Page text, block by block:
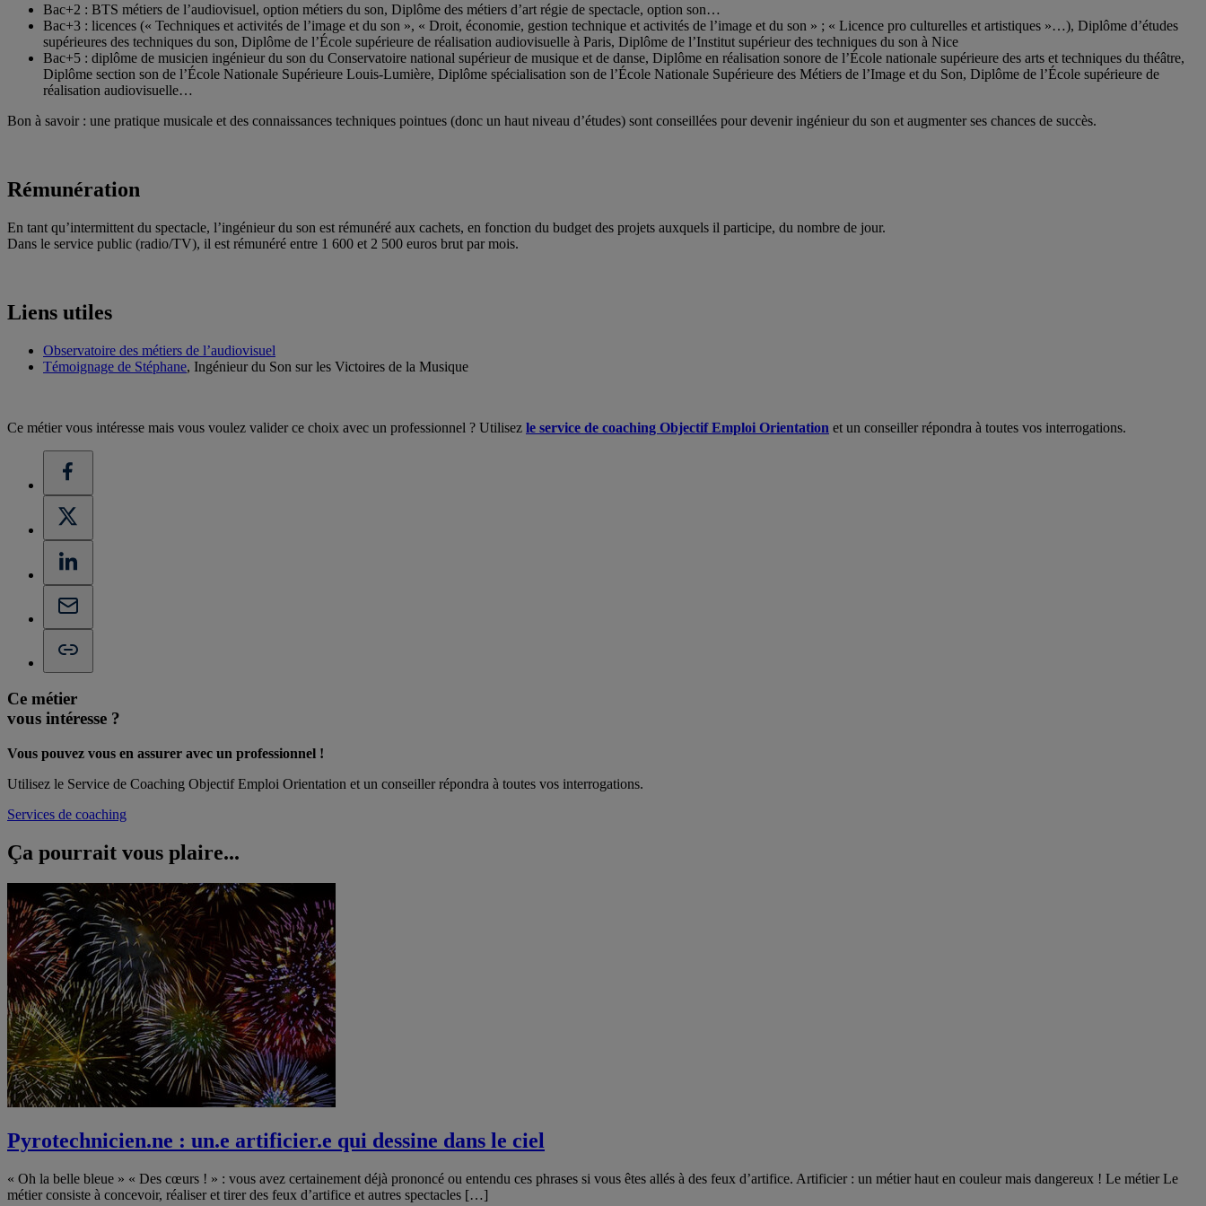
Bac+2 : BTS métiers de l’audiovisuel, option métiers du son, Diplôme des métiers d’art régie de spectacle, option son…
Bac+3 : licences (« Techniques et activités de l’image et du son », « Droit, économie, gestion technique et activités de l’image et du son » ; « Licence pro culturelles et artistiques »…), Diplôme d’études
supérieures des techniques du son, Diplôme de l’École supérieure de réalisation audiovisuelle à Paris, Diplôme de l’Institut supérieur des techniques du son à Nice
Bac+5 : diplôme de musicien ingénieur du son du Conservatoire national supérieur de musique et de danse, Diplôme en réalisation sonore de l’École nationale supérieure des arts et techniques du théâtre,
Diplôme section son de l’École Nationale Supérieure Louis-Lumière, Diplôme spécialisation son de l’École Nationale Supérieure des Métiers de l’Image et du Son, Diplôme de l’École supérieure de
réalisation audiovisuelle…
Bon à savoir : une pratique musicale et des connaissances techniques pointues (donc un haut niveau d’études) sont conseillées pour devenir ingénieur du son et augmenter ses chances de succès.
Rémunération
En tant qu’intermittent du spectacle, l’ingénieur du son est rémunéré aux cachets, en fonction du budget des projets auxquels il participe, du nombre de jour.
Dans le service public (radio/TV), il est rémunéré entre 1 600 et 2 500 euros brut par mois.
Liens utiles
Observatoire des métiers de l’audiovisuel
Témoignage de Stéphane, Ingénieur du Son sur les Victoires de la Musique
Ce métier vous intéresse mais vous voulez valider ce choix avec un professionnel ? Utilisez le service de coaching Objectif Emploi Orientation et un conseiller répondra à toutes vos interrogations.
Ce métier
vous intéresse ?
Vous pouvez vous en assurer avec un professionnel !
Utilisez le Service de Coaching Objectif Emploi Orientation et un conseiller répondra à toutes vos interrogations.
Services de coaching
Ça pourrait vous plaire...
Pyrotechnicien.ne : un.e artificier.e qui dessine dans le ciel
« Oh la belle bleue » « Des cœurs ! » : vous avez certainement déjà prononcé ou entendu ces phrases si vous êtes allés à des feux d’artifice. Artificier : un métier haut en couleur mais dangereux ! Le métier Le
métier consiste à concevoir, réaliser et tirer des feux d’artifice et autres spectacles […]